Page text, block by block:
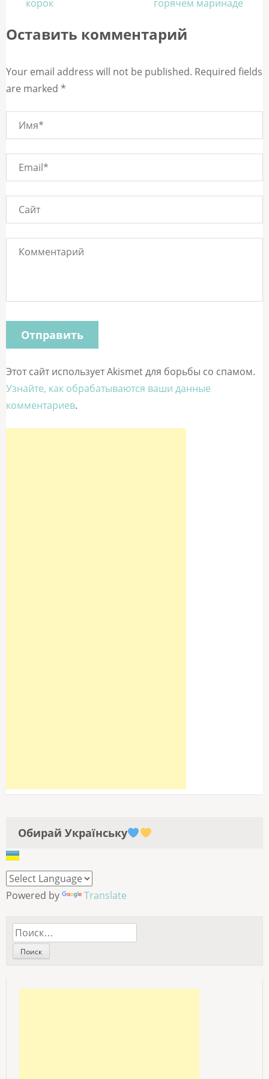
корок
горячем маринаде
Оставить комментарий
Your email address will not be published. Required fields
are marked *
Этот сайт использует Akismet для борьбы со спамом.
Узнайте, как обрабатываются ваши данные
комментариев.
Обирай Українську
Powered by Translate
Найти: